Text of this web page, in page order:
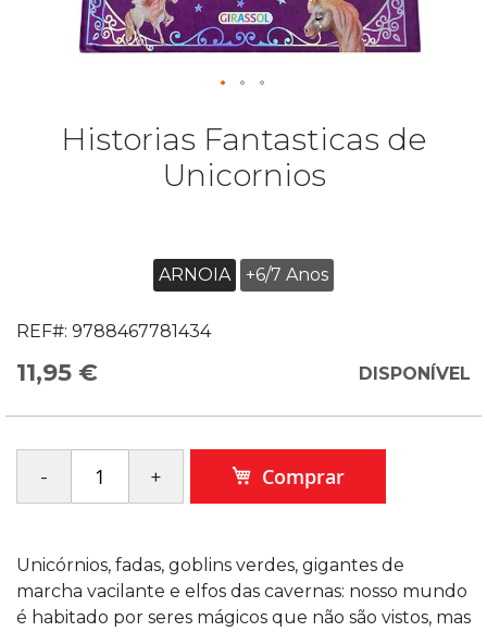
Historias Fantasticas de
Unicornios
ARNOIA +6/7 Anos
REF#: 9788467781434
11,95 € DISPONÍVEL
Comprar
Unicórnios, fadas, goblins verdes, gigantes de
marcha vacilante e elfos das cavernas: nosso mundo
é habitado por seres mágicos que não são vistos, mas